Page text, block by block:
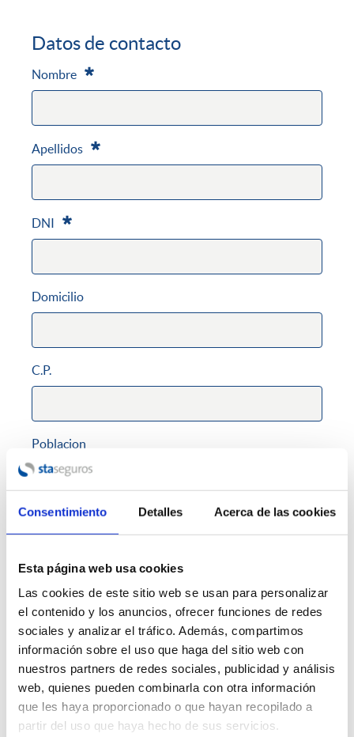
Consentimiento Detalles Acerca de las cookies
Esta página web usa cookies
Las cookies de este sitio web se usan para personalizar
el contenido y los anuncios, ofrecer funciones de redes
sociales y analizar el tráfico. Además, compartimos
información sobre el uso que haga del sitio web con
nuestros partners de redes sociales, publicidad y análisis
web, quienes pueden combinarla con otra información
que les haya proporcionado o que hayan recopilado a
partir del uso que haya hecho de sus servicios.
Datos de contacto
Nombre
Requerido
Apellidos
Requerido
DNI
Requerido
Domicilio
C.P.
Poblacion
Teléfono fijo
Teléfono móvil
Requerido
Correo electrónico
Requerido